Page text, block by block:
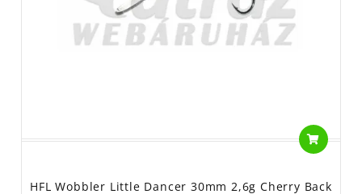
HFL Wobbler Little Dancer 30mm 2,6g Cherry Back